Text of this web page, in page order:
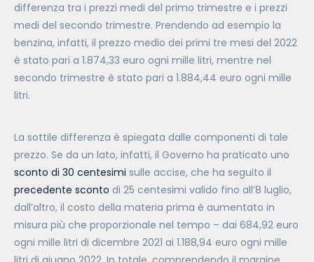
differenza tra i prezzi medi del primo trimestre e i prezzi
medi del secondo trimestre. Prendendo ad esempio la
benzina, infatti, il prezzo medio dei primi tre mesi del 2022
è stato pari a 1.874,33 euro ogni mille litri, mentre nel
secondo trimestre è stato pari a 1.884,44 euro ogni mille
litri.
La sottile differenza è spiegata dalle componenti di tale
prezzo. Se da un lato, infatti, il Governo ha praticato uno
sconto di 30 centesimi sulle accise, che ha seguito il
precedente sconto di 25 centesimi valido fino all’8 luglio,
dall’altro, il costo della materia prima è aumentato in
misura più che proporzionale nel tempo – dai 684,92 euro
ogni mille litri di dicembre 2021 ai 1.188,94 euro ogni mille